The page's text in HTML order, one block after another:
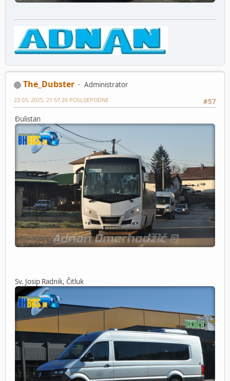
The_Dubster
Administrator
#57
23 03, 2025, 21:57:26 POSLIJEPODNE
Đulistan
Sv. Josip Radnik, Čitluk